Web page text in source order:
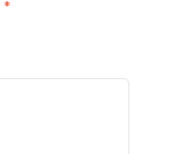
*